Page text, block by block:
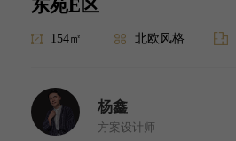
东苑E区
154㎡ 北欧风格
杨鑫
方案设计师